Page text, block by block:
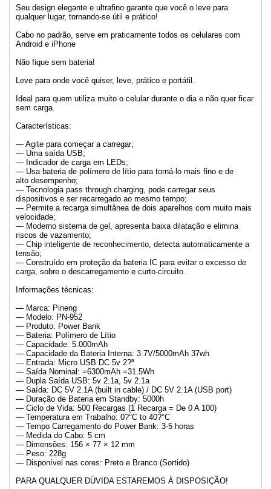
Seu design elegante e ultrafino garante que você o leve para
qualquer lugar, tornando-se útil e prático!
Cabo no padrão, serve em praticamente todos os celulares com
Android e iPhone
Não fique sem bateria!
Leve para onde você quiser, leve, prático e portátil.
Ideal para quem utiliza muito o celular durante o dia e não quer ficar
sem carga.
Características:
— Agite para começar a carregar;
— Uma saída USB;
— Indicador de carga em LEDs;
— Usa bateria de polímero de lítio para torná-lo mais fino e de
alto desempenho;
— Tecnologia pass through charging, pode carregar seus
dispositivos e ser recarregado ao mesmo tempo;
— Permite a recarga simultânea de dois aparelhos com muito mais
velocidade;
— Moderno sistema de gel, apresenta baixa dilatação e elimina
riscos de vazamento;
— Chip inteligente de reconhecimento, detecta automaticamente a
tensão;
— Construído em proteção da bateria IC para evitar o excesso de
carga, sobre o descarregamento e curto-circuito.
Informações técnicas:
— Marca: Pineng
— Modelo: PN-952
— Produto: Power Bank
— Bateria: Polímero de Lítio
— Capacidade: 5.000mAh
— Capacidade da Bateria Interna: 3.7V/5000mAh 37wh
— Entrada: Micro USB DC 5v 2?ª
— Saída Nominal: =6300mAh =31.5Wh
— Dupla Saída USB: 5v 2.1a, 5v 2.1a
— Saída: DC 5V 2.1A (built in cable) / DC 5V 2.1A (USB port)
— Duração de Bateria em Standby: 5000h
— Ciclo de Vida: 500 Recargas (1 Recarga = De 0 A 100)
— Temperatura em Trabalho: 0?°C to 40?°C
— Tempo Carregamento do Power Bank: 3-5 horas
— Medida do Cabo: 5 cm
— Dimensões: 156 × 77 × 12 mm
— Peso: 228g
— Disponível nas cores: Preto e Branco (Sortido)
PARA QUALQUER DÚVIDA ESTAREMOS À DISPOSIÇÃO!